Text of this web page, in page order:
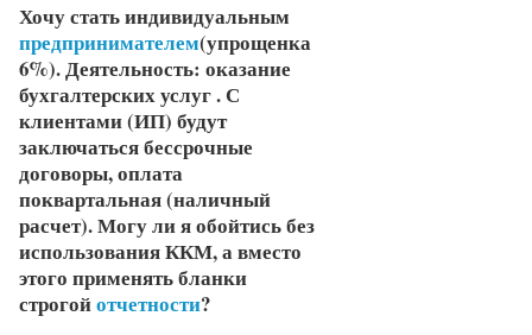
Хочу стать индивидуальным
предпринимателем(упрощенка
6%). Деятельность: оказание
бухгалтерских услуг . С
клиентами (ИП) будут
заключаться бессрочные
договоры, оплата
поквартальная (наличный
расчет). Могу ли я обойтись без
использования ККМ, а вместо
этого применять бланки
строгойотчетности?